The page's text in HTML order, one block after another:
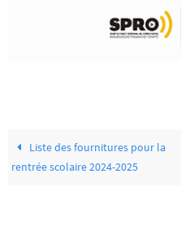
Liste des fournitures pour la
rentrée scolaire 2024-2025